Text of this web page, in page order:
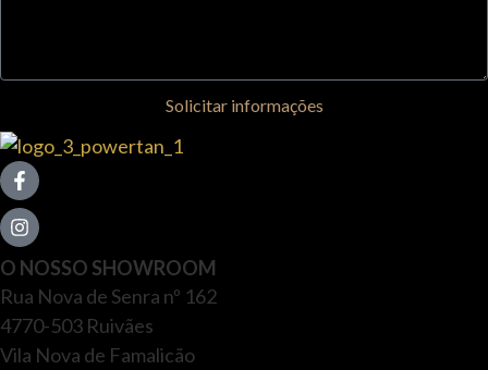
Solicitar informações
O NOSSO SHOWROOM
Rua Nova de Senra nº 162
4770-503 Ruivães
Vila Nova de Famalicão